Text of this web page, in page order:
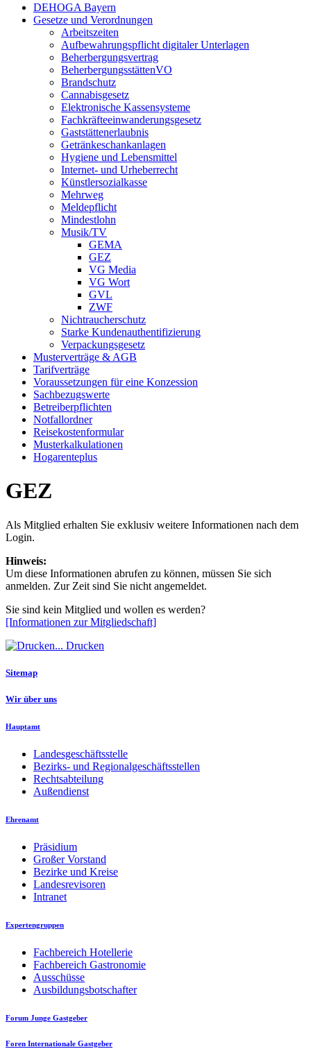
DEHOGA Bayern
Gesetze und Verordnungen
Arbeitszeiten
Aufbewahrungspflicht digitaler Unterlagen
Beherbergungsvertrag
BeherbergungsstättenVO
Brandschutz
Cannabisgesetz
Elektronische Kassensysteme
Fachkräfteeinwanderungsgesetz
Gaststättenerlaubnis
Getränkeschankanlagen
Hygiene und Lebensmittel
Internet- und Urheberrecht
Künstlersozialkasse
Mehrweg
Meldepflicht
Mindestlohn
Musik/TV
GEMA
GEZ
VG Media
VG Wort
GVL
ZWF
Nichtraucherschutz
Starke Kundenauthentifizierung
Verpackungsgesetz
Musterverträge & AGB
Tarifverträge
Voraussetzungen für eine Konzession
Sachbezugswerte
Betreiberpflichten
Notfallordner
Reisekostenformular
Musterkalkulationen
Hogarenteplus
GEZ
Als Mitglied erhalten Sie exklusiv weitere Informationen nach dem
Login.
Hinweis:
Um diese Informationen abrufen zu können, müssen Sie sich
anmelden. Zur Zeit sind Sie nicht angemeldet.
Sie sind kein Mitglied und wollen es werden?
[Informationen zur Mitgliedschaft]
Drucken
Sitemap
Wir über uns
Hauptamt
Landesgeschäftsstelle
Bezirks- und Regionalgeschäftsstellen
Rechtsabteilung
Außendienst
Ehrenamt
Präsidium
Großer Vorstand
Bezirke und Kreise
Landesrevisoren
Intranet
Expertengruppen
Fachbereich Hotellerie
Fachbereich Gastronomie
Ausschüsse
Ausbildungsbotschafter
Forum Junge Gastgeber
Foren Internationale Gastgeber